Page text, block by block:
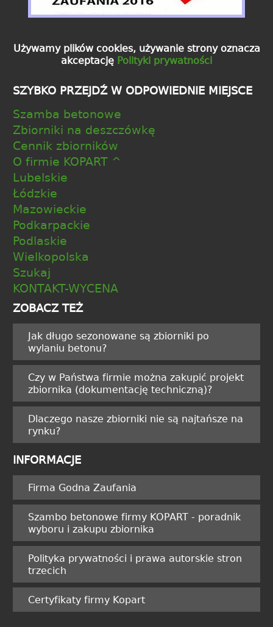
Używamy plików cookies, używanie strony oznacza
akceptację Polityki prywatności
SZYBKO PRZEJDŹ W ODPOWIEDNIE MIEJSCE
Szamba betonowe
Zbiorniki na deszczówkę
Cennik zbiorników
O firmie KOPART ^
Lubelskie
Łódzkie
Mazowieckie
Podkarpackie
Podlaskie
Wielkopolska
Szukaj
KONTAKT-WYCENA
ZOBACZ TEŻ
Jak długo sezonowane są zbiorniki po
wylaniu betonu?
Czy w Państwa firmie można zakupić projekt
zbiornika (dokumentację techniczną)?
Dlaczego nasze zbiorniki nie są najtańsze na
rynku?
INFORMACJE
Firma Godna Zaufania
Szambo betonowe firmy KOPART - poradnik
wyboru i zakupu zbiornika
Polityka prywatności i prawa autorskie stron
trzecich
Certyfikaty firmy Kopart